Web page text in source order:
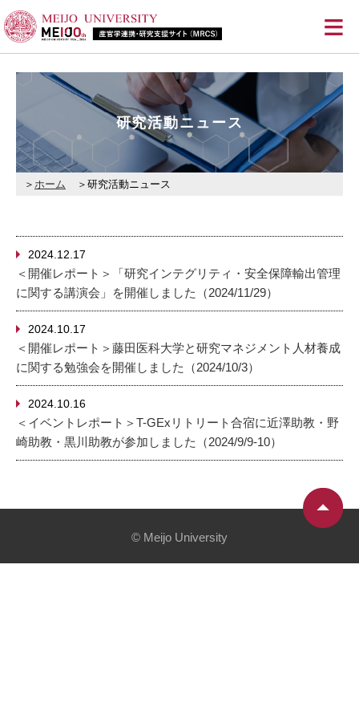
≡
研究活動ニュース
ホーム 研究活動ニュース
2024.12.17
＜開催レポート＞「研究インテグリティ・安全保障輸出管理
に関する講演会」を開催しました（2024/11/29）
2024.10.17
＜開催レポート＞藤田医科大学と研究マネジメント人材養成
に関する勉強会を開催しました（2024/10/3）
2024.10.16
＜イベントレポート＞T-GExリトリート合宿に近澤助教・野
崎助教・黒川助教が参加しました（2024/9/9-10）
© Meijo University